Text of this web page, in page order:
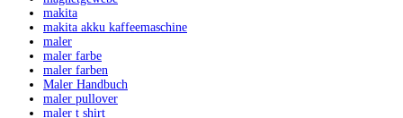
makita
makita akku kaffeemaschine
maler
maler farbe
maler farben
Maler Handbuch
maler pullover
maler t shirt